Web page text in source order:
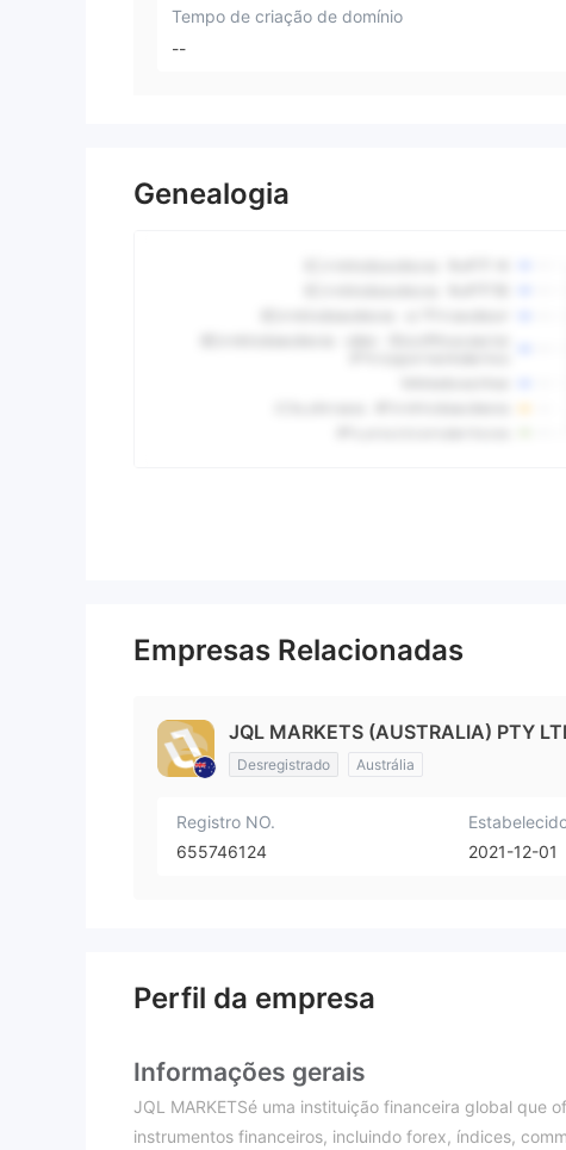
Tempo de criação de domínio
--
Genealogia
Empresas Relacionadas
JQL MARKETS (AUSTRALIA) PTY
Desregistrado Austrália
Registro NO.
655746124
2021-12-01
Perfil da empresa
Informações gerais
JQL MARKETSé uma instituição financeira global
instrumentos financeiros, incluindo forex, índices,